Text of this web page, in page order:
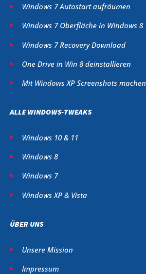
Windows 7 Autostart aufräumen
Windows 7 Oberfläche in Windows 8
Windows 7 Recovery Download
One Drive in Win 8 deinstallieren
Mit Windows XP Screenshots machen
ALLE WINDOWS-TWEAKS
Windows 10 & 11
Windows 8
Windows 7
Windows XP & Vista
ÜBER UNS
Unsere Mission
Impressum